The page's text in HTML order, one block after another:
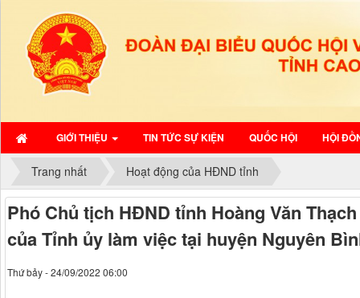
GIỚI THIỆU TIN TỨC SỰ KIỆN QUỐC HỘI HỘI
Trang nhất Hoạt động của HĐND tỉnh
Phó Chủ tịch HĐND tỉnh Hoàng Văn
của Tỉnh ủy làm việc tại huyện Nguyên
Thứ bảy - 24/09/2022 06:00